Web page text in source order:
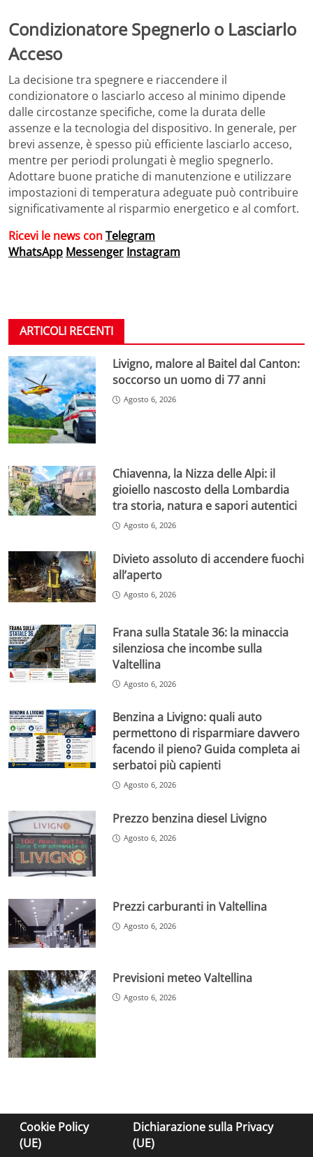
Condizionatore Spegnerlo o Lasciarlo
Acceso
La decisione tra spegnere e riaccendere il
condizionatore o lasciarlo acceso al minimo dipende
dalle circostanze specifiche, come la durata delle
assenze e la tecnologia del dispositivo. In generale, per
brevi assenze, è spesso più efficiente lasciarlo acceso,
mentre per periodi prolungati è meglio spegnerlo.
Adottare buone pratiche di manutenzione e utilizzare
impostazioni di temperatura adeguate può contribuire
significativamente al risparmio energetico e al comfort.
Ricevi le news conTelegram
WhatsApp Messenger Instagram
ARTICOLI RECENTI
Livigno, malore al Baitel dal Canton:
soccorso un uomo di 77 anni
Agosto 6, 2026
Chiavenna, la Nizza delle Alpi: il
gioiello nascosto della Lombardia
tra storia, natura e sapori autentici
Agosto 6, 2026
Divieto assoluto di accendere fuochi
all’aperto
Agosto 6, 2026
Frana sulla Statale 36: la minaccia
silenziosa che incombe sulla
Valtellina
Agosto 6, 2026
Benzina a Livigno: quali auto
permettono di risparmiare davvero
facendo il pieno? Guida completa ai
serbatoi più capienti
Agosto 6, 2026
Prezzo benzina diesel Livigno
Agosto 6, 2026
Prezzi carburanti in Valtellina
Agosto 6, 2026
Previsioni meteo Valtellina
Agosto 6, 2026
Cookie Policy
(UE)
Dichiarazione sulla Privacy
(UE)